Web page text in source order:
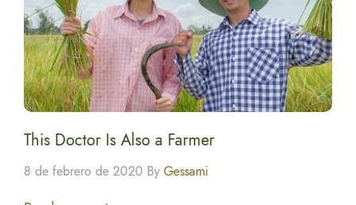
This Doctor Is Also a Farmer
8 de febrero de 2020 By Gessami